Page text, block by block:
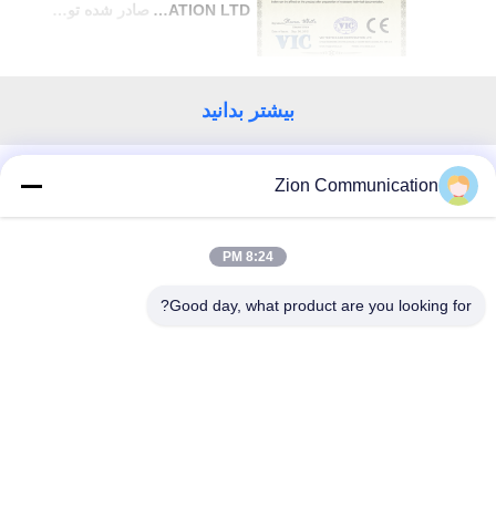
VIC TESTING AND CERTIFICATION LTD
بیشتر بدانید
تماس با ما!Zion Communication
8:24 PM
Good day, what product are you looking for?